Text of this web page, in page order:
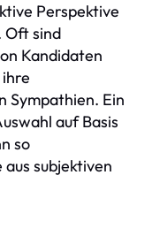
Perspektive
Oft sind
Kandidaten
Sympathien. Ein
auf Basis
so
subjektiven